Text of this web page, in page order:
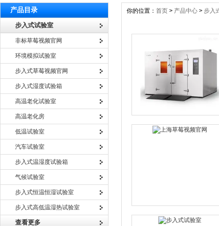
产品目录
步入式试验室
非标草莓视频官网
环境模拟试验室
步入式草莓视频官网
步入式湿度试验箱
高温老化试验室
高温老化房
低温试验室
汽车试验室
步入式温湿度试验箱
气候试验室
步入式恒温恒湿试验室
步入式高低温湿热试验室
查看更多
你的位置： 首页 > 产品中心 > 步入